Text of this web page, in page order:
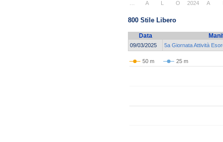
2024
A L O A
800 Stile Libero
Data
09/03/2025 5a Giornata Attività
50 m 25 m